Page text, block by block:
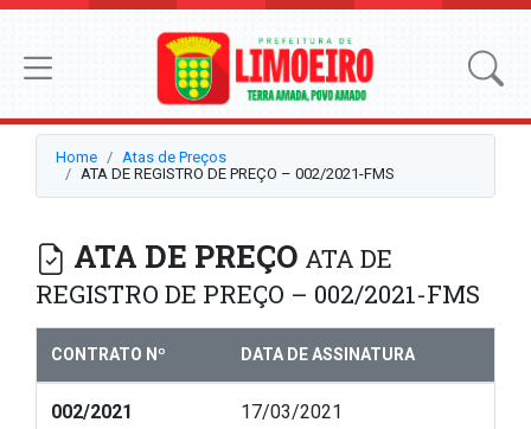
Home
Atas de Preços
ATA DE REGISTRO DE PREÇO – 002/2021-FMS
ATA DE PREÇO ATA DE
REGISTRO DE PREÇO – 002/2021-FMS
CONTRATO Nº DATA DE ASSINATURA
002/2021 17/03/2021